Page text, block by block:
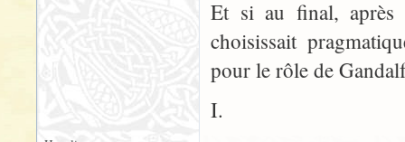
Et si au final, après
choisissait
pour le rôle de
I.